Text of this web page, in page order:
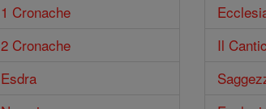
1 Cronache
2 Cronache
Esdra
Il